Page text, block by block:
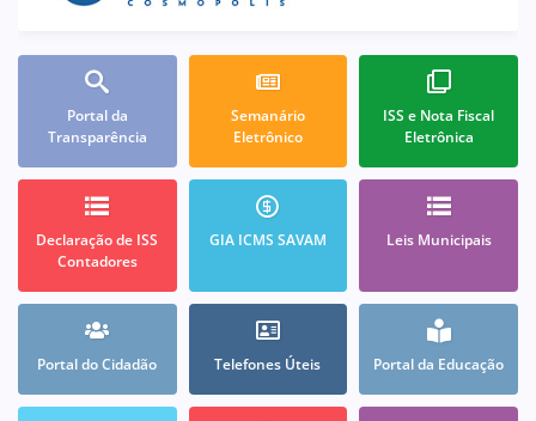
Portal da
Transparência
Semanário
Eletrônico
ISS e Nota Fiscal
Eletrônica
Declaração de ISS
Contadores
GIA ICMS SAVAM Leis Municipais
Portal do Cidadão Telefones Úteis Portal da Educação